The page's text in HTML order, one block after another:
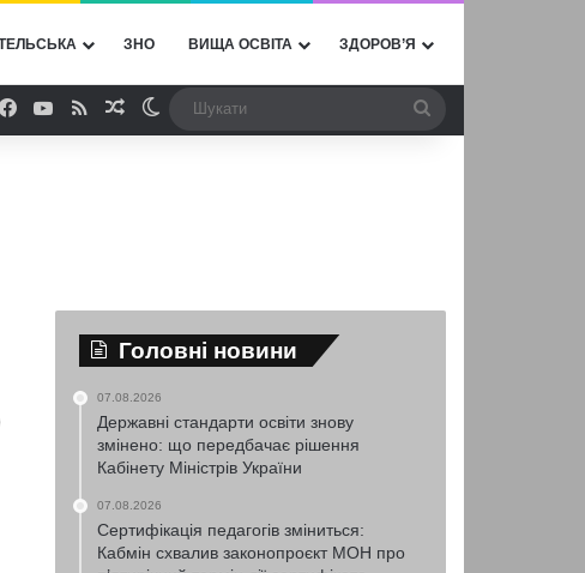
ЗНО ВИЩА ОСВІТА ЗДОРОВ’Я
Facebook
YouTube
RSSВипадкова стаття
Switch skin
Головні новини
07.08.2026
Державні стандарти освіти знову
змінено: що передбачає рішення
Кабінету Міністрів України
07.08.2026
Сертифікація педагогів зміниться:
Кабмін схвалив законопроєкт МОН про